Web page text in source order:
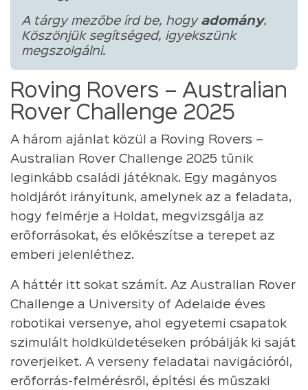
A tárgy mezőbe írd be, hogy adomány.
Köszönjük segítséged, igyekszünk
megszolgálni.
Roving Rovers – Australian
Rover Challenge 2025
A három ajánlat közül a Roving Rovers –
Australian Rover Challenge 2025 tűnik
leginkább családi játéknak. Egy magányos
holdjárót irányítunk, amelynek az a feladata,
hogy felmérje a Holdat, megvizsgálja az
erőforrásokat, és előkészítse a terepet az
emberi jelenléthez.
A háttér itt sokat számít. Az Australian Rover
Challenge a University of Adelaide éves
robotikai versenye, ahol egyetemi csapatok
szimulált holdküldetéseken próbálják ki saját
roverjeiket. A verseny feladatai navigációról,
erőforrás-felmérésről, építési és műszaki